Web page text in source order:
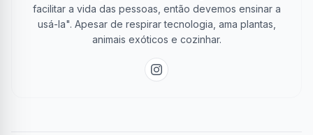
facilitar a vida das pessoas, então devemos ensinar a
usá-la". Apesar de respirar tecnologia, ama plantas,
animais exóticos e cozinhar.